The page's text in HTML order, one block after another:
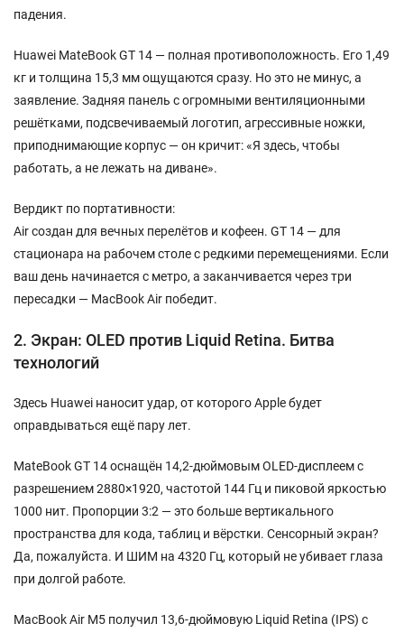
падения.
Huawei MateBook GT 14 — полная противоположность. Его 1,49
кг и толщина 15,3 мм ощущаются сразу. Но это не минус, а
заявление. Задняя панель с огромными вентиляционными
решётками, подсвечиваемый логотип, агрессивные ножки,
приподнимающие корпус — он кричит: «Я здесь, чтобы
работать, а не лежать на диване».
Вердикт по портативности:
Air создан для вечных перелётов и кофеен. GT 14 — для
стационара на рабочем столе с редкими перемещениями. Если
ваш день начинается с метро, а заканчивается через три
пересадки — MacBook Air победит.
2. Экран: OLED против Liquid Retina. Битва
технологий
Здесь Huawei наносит удар, от которого Apple будет
оправдываться ещё пару лет.
MateBook GT 14 оснащён 14,2-дюймовым OLED-дисплеем с
разрешением 2880×1920, частотой 144 Гц и пиковой яркостью
1000 нит. Пропорции 3:2 — это больше вертикального
пространства для кода, таблиц и вёрстки. Сенсорный экран?
Да, пожалуйста. И ШИМ на 4320 Гц, который не убивает глаза
при долгой работе.
MacBook Air M5 получил 13,6-дюймовую Liquid Retina (IPS) с